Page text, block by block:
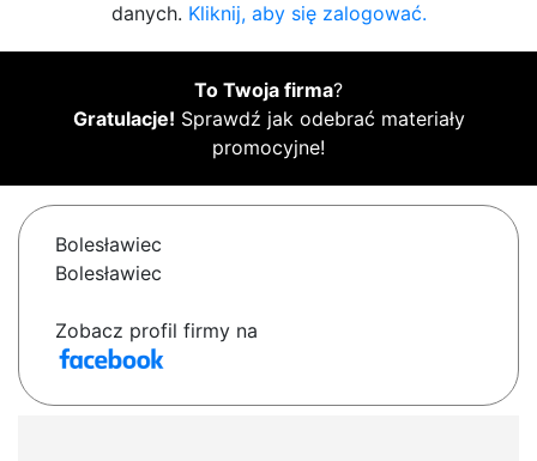
danych. Kliknij, aby się zalogować.
To Twoja firma?
Gratulacje! Sprawdź jak odebrać materiały
promocyjne!
Bolesławiec
Bolesławiec
Zobacz profil firmy na